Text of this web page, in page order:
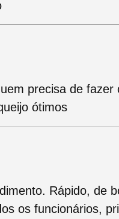
precisa de
ótimos
Rápido, de
os funcionários,